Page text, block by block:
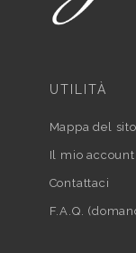
UTILITÀ
Mappa del sito
Il mio account
Contattaci
F.A.Q.